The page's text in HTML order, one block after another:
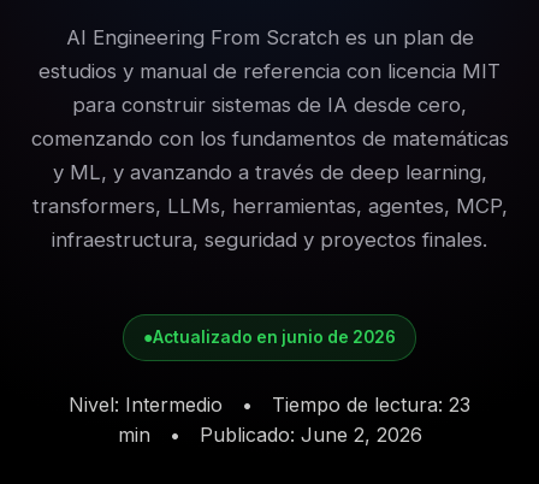
AI Engineering From Scratch es un plan de
estudios y manual de referencia con licencia MIT
para construir sistemas de IA desde cero,
comenzando con los fundamentos de matemáticas
y ML, y avanzando a través de deep learning,
transformers, LLMs, herramientas, agentes, MCP,
infraestructura, seguridad y proyectos finales.
●Actualizado en junio de 2026
Nivel: Intermedio • Tiempo de lectura: 23
min
• Publicado: June 2, 2026